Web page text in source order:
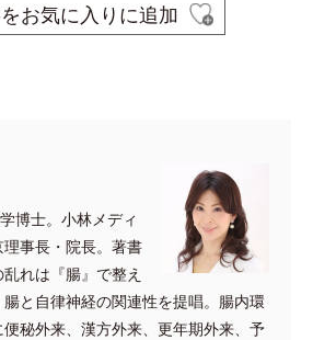
お気に入りに追加
博士。小林メディ
事長・院長。著書
乱れは『腸』で整え
と自律神経の関連性を提唱。腸内環
秘外来、漢方外来、更年期外来、予